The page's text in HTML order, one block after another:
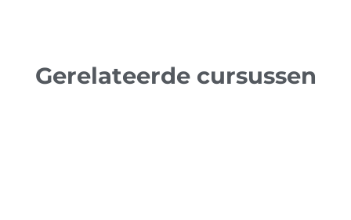
Gerelateerde cursussen